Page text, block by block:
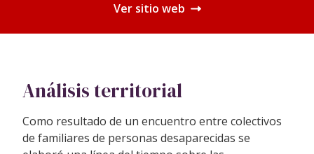
Ver sitio web
Análisis territorial
Como resultado de un encuentro entre colectivos
de familiares de personas desaparecidas se